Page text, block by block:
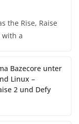
the Rise, Raise
with a
Bazecore unter
Linux –
2 und Defy